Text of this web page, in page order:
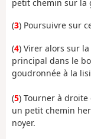
petit chemin sur la
(3) Poursuivre sur
(4) Virer alors sur
principal dans le
goudronnée à la
(5) Tourner à
un petit chemin
noyer.